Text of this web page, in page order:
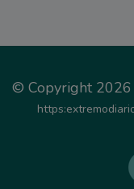
© Copyright 2026